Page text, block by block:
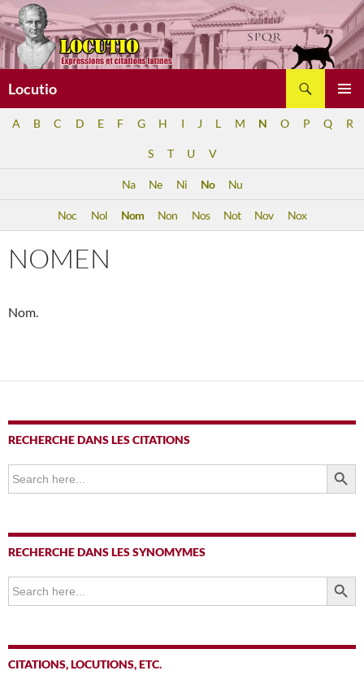
Aller
au
contenu
Locutio
A B C D E F G H I J L M N O P Q R
S T U V
Na Ne Ni No Nu
Noc Nol Nom Non Nos Not Nov Nox
NOMEN
Nom.
RECHERCHE DANS LES CITATIONS
Search
for:
SEARCH
RECHERCHE DANS LES SYNOMYMES
Search
for:
SEARCH
CITATIONS, LOCUTIONS, ETC.